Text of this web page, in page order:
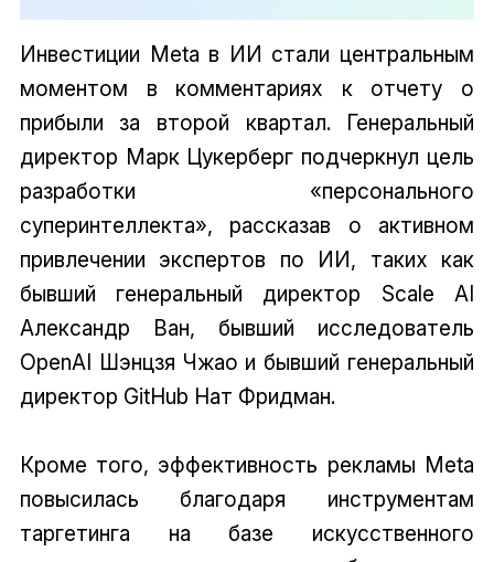
Инвестиции Meta в ИИ стали центральным
моментом в комментариях к отчету о
прибыли за второй квартал. Генеральный
директор Марк Цукерберг подчеркнул цель
разработки «персонального
суперинтеллекта», рассказав о активном
привлечении экспертов по ИИ, таких как
бывший генеральный директор Scale AI
Александр Ван, бывший исследователь
OpenAI Шэнцзя Чжао и бывший генеральный
директор GitHub Нат Фридман.
Кроме того, эффективность рекламы Meta
повысилась благодаря инструментам
таргетинга на базе искусственного